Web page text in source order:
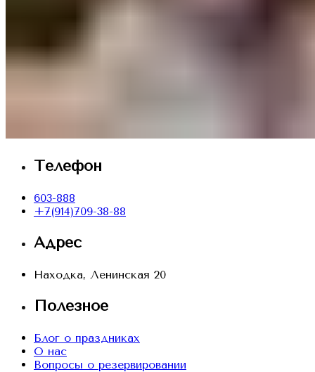
Телефон
603-888
+7(914)709-38-88
Адрес
Находка, Ленинская 20
Полезное
Блог о праздниках
О нас
Вопросы о резервировании